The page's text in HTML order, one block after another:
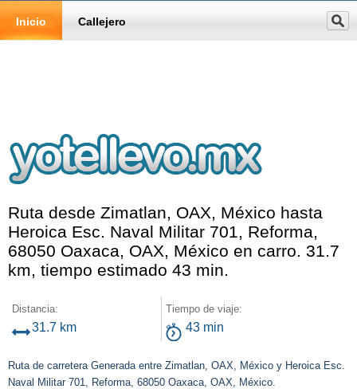
Inicio Callejero
Ruta desde Zimatlan, OAX, México hasta
Heroica Esc. Naval Militar 701, Reforma,
68050 Oaxaca, OAX, México en carro. 31.7
km, tiempo estimado 43 min.
Distancia:
31.7 km
Tiempo de viaje:
43 min
Ruta de carretera Generada entre Zimatlan, OAX, México y Heroica Esc.
Naval Militar 701, Reforma, 68050 Oaxaca, OAX, México.